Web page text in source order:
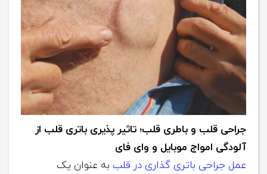
جراحی قلب و باطری قلب؛ تاثیر پذیری باتری قلب از
آلودگی امواج موبایل و وای فای
عمل جراحی باتری گذاری در قلب به عنوان یک